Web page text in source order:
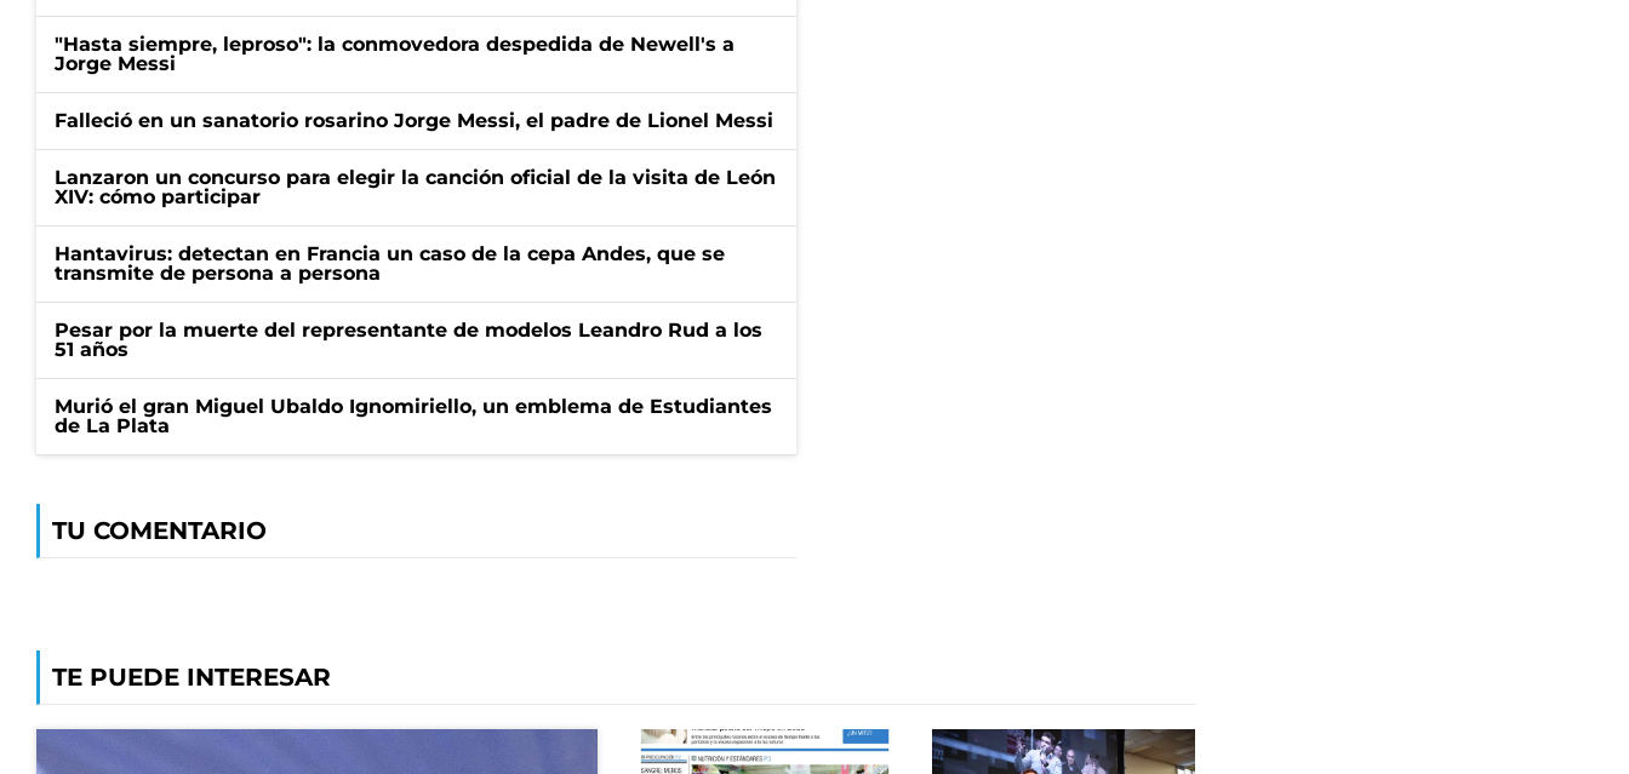
"Hasta siempre, leproso": la conmovedora despedida de Newell's a
Jorge Messi
Falleció en un sanatorio rosarino Jorge Messi, el padre de Lionel Messi
Lanzaron un concurso para elegir la canción oficial de la visita de León
XIV: cómo participar
Hantavirus: detectan en Francia un caso de la cepa Andes, que se
transmite de persona a persona
Pesar por la muerte del representante de modelos Leandro Rud a los
51 años
Murió el gran Miguel Ubaldo Ignomiriello, un emblema de Estudiantes
de La Plata
TU COMENTARIO
TE PUEDE INTERESAR